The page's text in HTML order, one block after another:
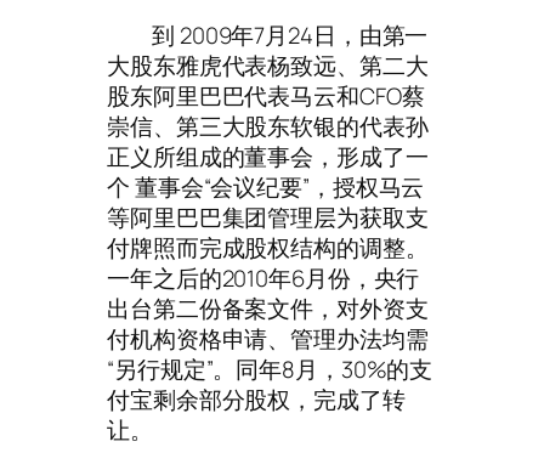
到 2009年7月24日，由第一
大股东雅虎代表杨致远、第二大
股东阿里巴巴代表马云和CFO蔡
崇信、第三大股东软银的代表孙
正义所组成的董事会，形成了一
个 董事会“会议纪要”，授权马云
等阿里巴巴集团管理层为获取支
付牌照而完成股权结构的调整。
一年之后的2010年6月份，央行
出台第二份备案文件，对外资支
付机构资格申请、管理办法均需
“另行规定”。同年8月，30%的支
付宝剩余部分股权，完成了转
让。